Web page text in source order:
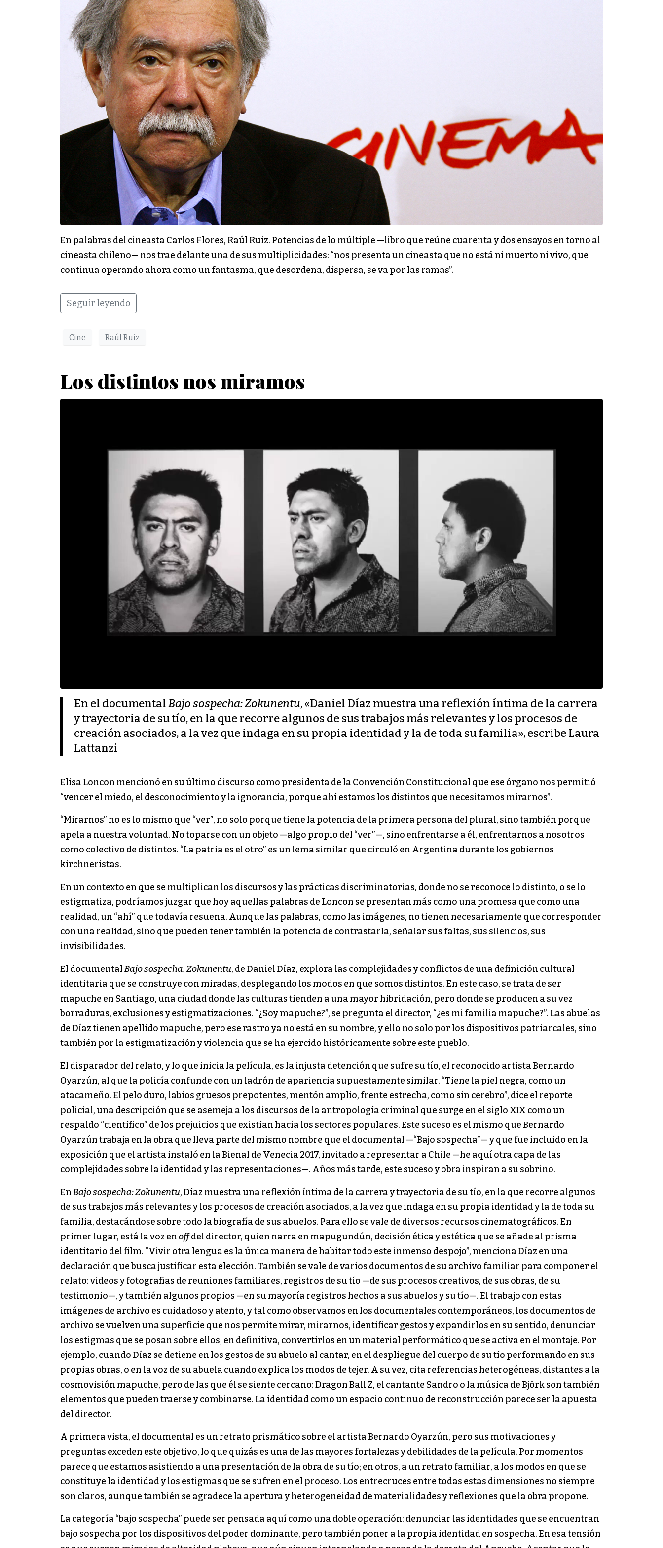
En palabras del cineasta Carlos Flores, Raúl Ruiz. Potencias de lo múltiple —libro que reúne cuarenta y dos ensayos en torno al
cineasta chileno— nos trae delante una de sus multiplicidades: “nos presenta un cineasta que no está ni muerto ni vivo, que
continua operando ahora como un fantasma, que desordena, dispersa, se va por las ramas”.
Seguir leyendo
Cine Raúl Ruiz
Los distintos nos miramos
En el documentalBajo sospecha: Zokunentu, «Daniel Díaz muestra una reflexión íntima de la carrera
y trayectoria de su tío, en la que recorre algunos de sus trabajos más relevantes y los procesos de
creación asociados, a la vez que indaga en su propia identidad y la de toda su familia», escribe Laura
Lattanzi
Elisa Loncon mencionó en su último discurso como presidenta de la Convención Constitucional que ese órgano nos permitió
“vencer el miedo, el desconocimiento y la ignorancia, porque ahí estamos los distintos que necesitamos mirarnos”.
“Mirarnos” no es lo mismo que “ver”, no solo porque tiene la potencia de la primera persona del plural, sino también porque
apela a nuestra voluntad. No toparse con un objeto —algo propio del “ver”—, sino enfrentarse a él, enfrentarnos a nosotros
como colectivo de distintos. “La patria es el otro” es un lema similar que circuló en Argentina durante los gobiernos
kirchneristas.
En un contexto en que se multiplican los discursos y las prácticas discriminatorias, donde no se reconoce lo distinto, o se lo
estigmatiza, podríamos juzgar que hoy aquellas palabras de Loncon se presentan más como una promesa que como una
realidad, un “ahí” que todavía resuena. Aunque las palabras, como las imágenes, no tienen necesariamente que corresponder
con una realidad, sino que pueden tener también la potencia de contrastarla, señalar sus faltas, sus silencios, sus
invisibilidades.
El documentalBajo sospecha: Zokunentu, de Daniel Díaz, explora las complejidades y conflictos de una definición cultural
identitaria que se construye con miradas, desplegando los modos en que somos distintos. En este caso, se trata de ser
mapuche en Santiago, una ciudad donde las culturas tienden a una mayor hibridación, pero donde se producen a su vez
borraduras, exclusiones y estigmatizaciones. “¿Soy mapuche?”, se pregunta el director, “¿es mi familia mapuche?”. Las abuelas
de Díaz tienen apellido mapuche, pero ese rastro ya no está en su nombre, y ello no solo por los dispositivos patriarcales, sino
también por la estigmatización y violencia que se ha ejercido históricamente sobre este pueblo.
El disparador del relato, y lo que inicia la película, es la injusta detención que sufre su tío, el reconocido artista Bernardo
Oyarzún, al que la policía confunde con un ladrón de apariencia supuestamente similar. “Tiene la piel negra, como un
atacameño. El pelo duro, labios gruesos prepotentes, mentón amplio, frente estrecha, como sin cerebro”, dice el reporte
policial, una descripción que se asemeja a los discursos de la antropología criminal que surge en el siglo XIX como un
respaldo “científico” de los prejuicios que existían hacia los sectores populares. Este suceso es el mismo que Bernardo
Oyarzún trabaja en la obra que lleva parte del mismo nombre que el documental —“Bajo sospecha”— y que fue incluido en la
exposición que el artista instaló en la Bienal de Venecia 2017, invitado a representar a Chile —he aquí otra capa de las
complejidades sobre la identidad y las representaciones—. Años más tarde, este suceso y obra inspiran a su sobrino.
EnBajo sospecha: Zokunentu, Díaz muestra una reflexión íntima de la carrera y trayectoria de su tío, en la que recorre algunos
de sus trabajos más relevantes y los procesos de creación asociados, a la vez que indaga en su propia identidad y la de toda su
familia, destacándose sobre todo la biografía de sus abuelos. Para ello se vale de diversos recursos cinematográficos. En
primer lugar, está la voz enoffdel director, quien narra en mapugundún, decisión ética y estética que se añade al prisma
identitario del film. “Vivir otra lengua es la única manera de habitar todo este inmenso despojo”, menciona Díaz en una
declaración que busca justificar esta elección. También se vale de varios documentos de su archivo familiar para componer el
relato: videos y fotografías de reuniones familiares, registros de su tío —de sus procesos creativos, de sus obras, de su
testimonio—, y también algunos propios —en su mayoría registros hechos a sus abuelos y su tío—. El trabajo con estas
imágenes de archivo es cuidadoso y atento, y tal como observamos en los documentales contemporáneos, los documentos de
archivo se vuelven una superficie que nos permite mirar, mirarnos, identificar gestos y expandirlos en su sentido, denunciar
los estigmas que se posan sobre ellos; en definitiva, convertirlos en un material performático que se activa en el montaje. Por
ejemplo, cuando Díaz se detiene en los gestos de su abuelo al cantar, en el despliegue del cuerpo de su tío performando en sus
propias obras, o en la voz de su abuela cuando explica los modos de tejer. A su vez, cita referencias heterogéneas, distantes a la
cosmovisión mapuche, pero de las que él se siente cercano: Dragon Ball Z, el cantante Sandro o la música de Björk son también
elementos que pueden traerse y combinarse. La identidad como un espacio continuo de reconstrucción parece ser la apuesta
del director.
A primera vista, el documental es un retrato prismático sobre el artista Bernardo Oyarzún, pero sus motivaciones y
preguntas exceden este objetivo, lo que quizás es una de las mayores fortalezas y debilidades de la película. Por momentos
parece que estamos asistiendo a una presentación de la obra de su tío; en otros, a un retrato familiar, a los modos en que se
constituye la identidad y los estigmas que se sufren en el proceso. Los entrecruces entre todas estas dimensiones no siempre
son claros, aunque también se agradece la apertura y heterogeneidad de materialidades y reflexiones que la obra propone.
La categoría “bajo sospecha” puede ser pensada aquí como una doble operación: denunciar las identidades que se encuentran
bajo sospecha por los dispositivos del poder dominante, pero también poner a la propia identidad en sospecha. En esa tensión